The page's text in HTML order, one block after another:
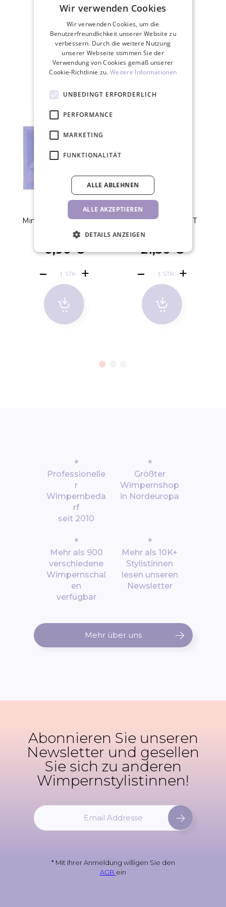
30 Tage Rückgaberecht
Mini Gelpflaster 1 Stk. (2
Paar)
0,90 €
STK
Wimpernkleber JET
21,50 €
STK
*
Professionelle
r
Wimpernbeda
rf
seit 2010
*
Größter
Wimpernshop
in Nordeuropa
*
Mehr als 900
verschiedene
Wimpernschal
en
verfügbar
*
Mehr als 10K+
Stylistinnen
lesen unseren
Newsletter
Mehr über uns
Abonnieren Sie unseren
Newsletter und gesellen
Sie sich zu anderen
Wimpernstylistinnen!
M
e
* Mit Ihrer Anmeldung willigen Sie den
AGB ein
Wir verwenden Cookies
Wir verwenden Cookies, um die
Benutzerfreundlichkeit unserer Website zu
verbessern. Durch die weitere Nutzung
unserer Webseite stimmen Sie der
Verwendung von Cookies gemäß unserer
Cookie-Richtlinie zu.Weitere Informationen
UNBEDINGT ERFORDERLICH
PERFORMANCE
MARKETING
FUNKTIONALITÄT
ALLE AKZEPTIEREN
ALLE ABLEHNEN
DETAILS ANZEIGEN